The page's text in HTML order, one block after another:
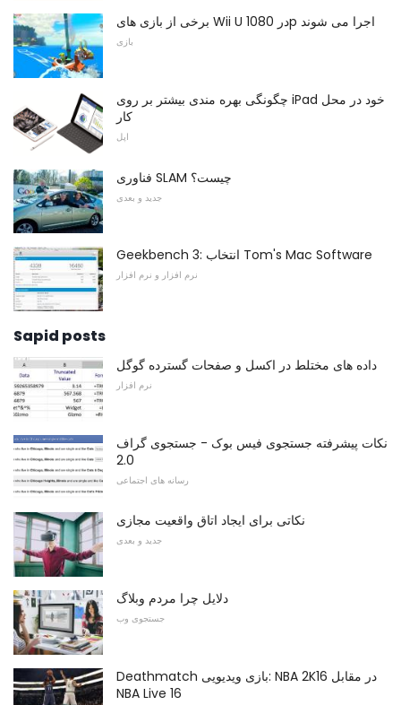
برخی از بازی های Wii U در 1080p اجرا می شوند
بازی
چگونگی بهره مندی بیشتر بر روی iPad خود در محل
کار
اپل
فناوری SLAM چیست؟
جدید و بعدی
Geekbench 3: انتخاب Tom's Mac Software
نرم افزار و نرم افزار
Sapid posts
داده های مختلط در اکسل و صفحات گسترده گوگل
نرم افزار
نکات پیشرفته جستجوی فیس بوک - جستجوی گراف
2.0
رسانه های اجتماعی
نکاتی برای ایجاد اتاق واقعیت مجازی
جدید و بعدی
دلایل چرا مردم وبلاگ
جستجوی وب
Deathmatch بازی ویدیویی: NBA 2K16 در مقابل
NBA Live 16